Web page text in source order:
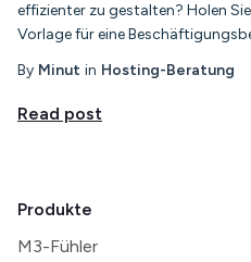
effizienter zu gestalten? Holen
Vorlage für eine
By Minut in Hosting-Beratung
Read post
Produkte
M3-Fühler